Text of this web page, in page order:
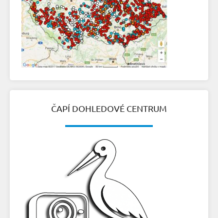
ČAPÍ DOHLEDOVÉ CENTRUM